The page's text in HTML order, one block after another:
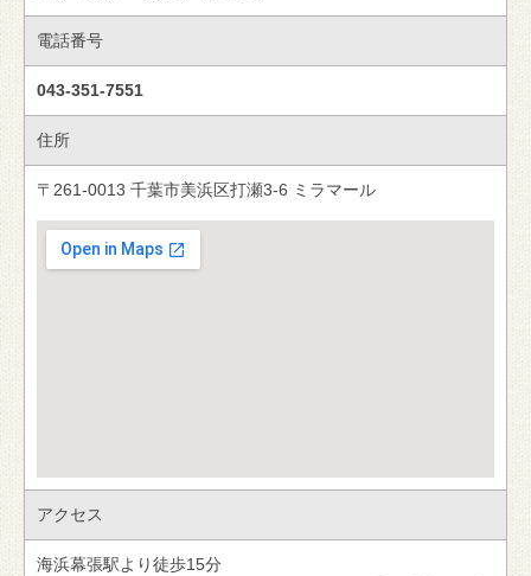
電話番号
043-351-7551
住所
〒261-0013 千葉市美浜区打瀬3-6 ミラマール
アクセス
海浜幕張駅より徒歩15分